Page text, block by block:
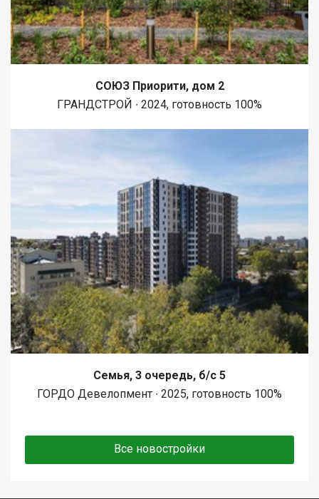
СОЮЗ Приорити, дом 2
ГРАНДСТРОЙ ∙ 2024, готовность 100%
Семья, 3 очередь, б/с 5
ГОРДО Девелопмент ∙ 2025, готовность 100%
Все новостройки